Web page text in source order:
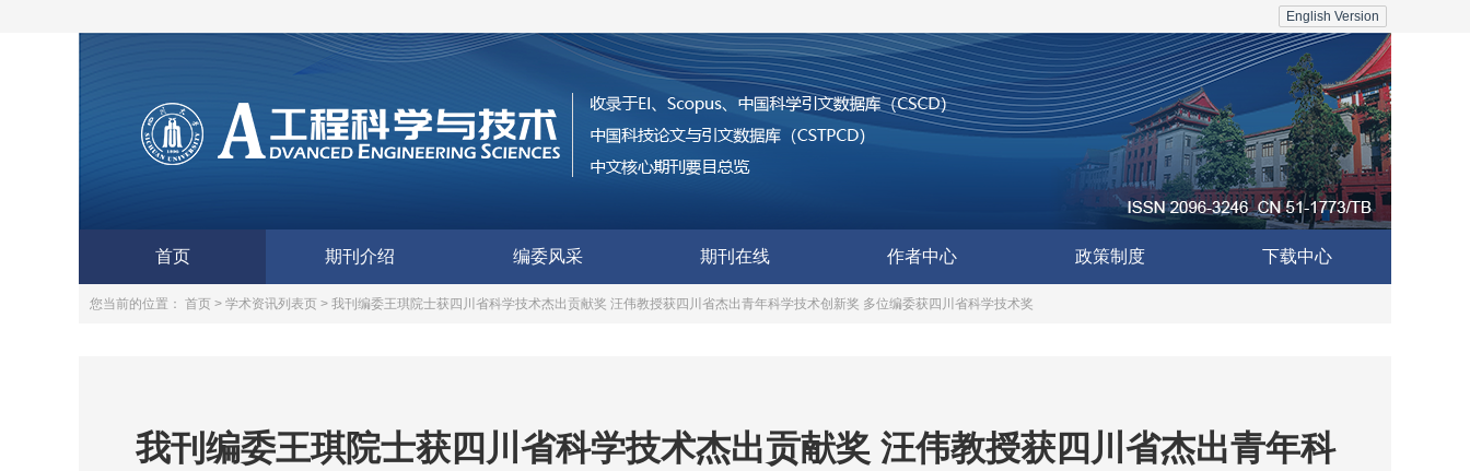
English Version
首页 期刊介绍 编委风采 期刊在线 作者中心 政策制度 下载中心
您当前的位置： 首页 > 学术资讯列表页 > 我刊编委王琪院士获四川省科学技术杰出贡献奖 汪伟教授获四川省杰出青年科学技术创新奖 多位编委获四川省科学技术奖
我刊编委王琪院士获四川省科学技术杰出贡献奖 汪伟教授获四川省杰出青年科